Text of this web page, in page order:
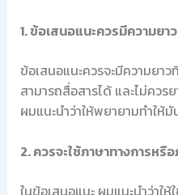
1. ข้อเสนอแนะควรมีความยาว
ข้อเสนอแนะควรจะมีความยา
สามารถสื่อสารได้ และไม่ควร
ผมแนะนำว่าให้พยายามทำให้
2. ควรจะใช้ภาษาทางการหรื